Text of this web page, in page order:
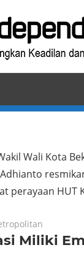
Wali Kota
perayaan HUT
Miliki